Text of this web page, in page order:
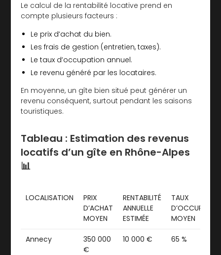
Le calcul de la rentabilité locative prend en
compte plusieurs facteurs :
Le prix d’achat du bien.
Les frais de gestion (entretien, taxes).
Le taux d’occupation annuel.
Le revenu généré par les locataires.
En moyenne, un gîte bien situé peut générer un
revenu conséquent, surtout pendant les saisons
touristiques.
Tableau : Estimation des revenus
locatifs d’un gîte en Rhône-Alpes
📊
LOCALISATION
PRIX
D’ACHAT
MOYEN
RENTABILITÉ
ANNUELLE
ESTIMÉE
TAUX
MOYEN
Annecy
350 000
€
10 000 € 65 %